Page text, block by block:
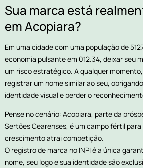
Sua marca está
em Acopiara?
Em uma cidade com uma população de
economia pulsante em 012.34, deixar seu
um risco estratégico. A qualquer
registrar um nome similar ao seu,
identidade visual e perder o
Pense no cenário: Acopiara, parte da
Sertões Cearenses, é um campo fértil
crescimento atrai competição.
O registro de marca no INPI é a única
nome, seu logo e sua identidade são